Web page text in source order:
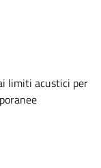
limiti acustici per